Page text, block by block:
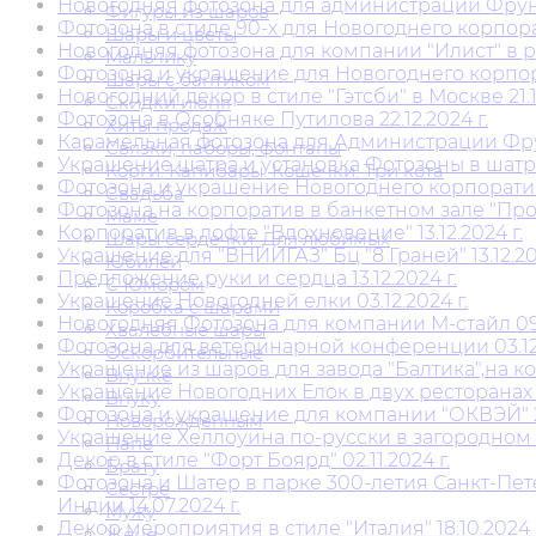
Фигуры из шаров
Шары и цветы
Мальчику
Шары с бантиком
Скидки июня
Хиты продаж
Связки, наборы, фонтаны
Корги. Капибары. Кошечки. Три кота
Свадьба
Маме
Шары сердечки. Для любимых
Юбилей
С Юмором
Коробка с шарами
Хвалебные шары
Оскорбительные
Внучке
Внуку
Новорожденным
Папе
Брату
Сестре
Мужу
Новогодняя фотозона для администрации
Фотозона в стиле 90-х для Новогоднего
Новогодняя фотозона для компании "Илист" в
Фотозона и украшение для Новогоднего
Новогодний декор в стиле "Гэтсби" в Москве
Фотозона в Особняке Путилова 22.12.2024 г.
Карамельная фотозона для Администрации
Украшение шатра и установка Фотозоны в
Фотозона и украшение Новогоднего
Фотозона на корпоратив в банкетном зале
Корпоратив в лофте "Вдохновение" 13.12.2024 г.
Украшение для "ВНИИГАЗ" Бц "8 Граней"
Предложение руки и сердца 13.12.2024 г.
Украшение Новогодней елки 03.12.2024 г.
Новогодняя Фотозона для компании М-стайл
Фотозона для ветеринарной конференции
Украшение из шаров для завода "Балтика",на
Украшение Новогодних Елок в двух ресторанах
Фотозона и украшение для компании "ОКВЭЙ"
Украшение Хеллоуина по-русски в загородном
Декор в стиле "Форт Боярд" 02.11.2024 г.
Фотозона и Шатер в парке 300-летия Санкт-
Индии 14.07.2024 г.
Декор мероприятия в стиле "Италия" 18.10.2024